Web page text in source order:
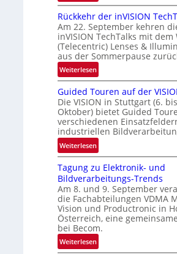
U
n
b
e
g
r
e
z
t
e
M
ö
g
l
i
c
h
k
e
i
t
Rückkehr der inVISION
Am 22. September kehren
inVISION TechTalks mit
(Telecentric) Lenses &
aus der Sommerpause
Weiterlesen:
R
ü
c
k
k
e
h
d
e
r
i
n
V
I
Guided Touren auf der
Die VISION in Stuttgart (6.
Oktober) bietet Guided
verschiedenen
industriellen
Weiterlesen:
G
u
i
d
e
d
T
o
u
Tagung zu Elektronik- und
Bildverarbeitungs-Trends
Am 8. und 9. September
die Fachabteilungen VDMA
Vision und Productronic in
Österreich, eine
bei Becom.
Weiterlesen: